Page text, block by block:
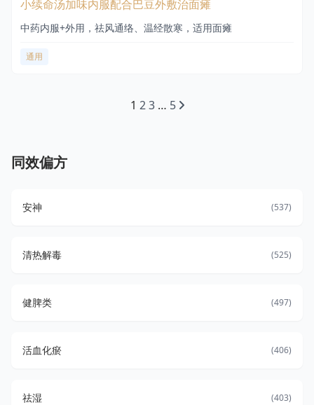
小续命汤加味内服配合巴豆外敷治面瘫
中药内服+外用，祛风通络、温经散寒，适用面瘫
通用
1 2 3 … 5
同效偏方
安神 (537)
清热解毒 (525)
健脾类 (497)
活血化瘀 (406)
祛湿 (403)